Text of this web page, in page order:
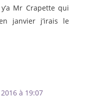
Mr Crapette qui
janvier j’irais le
à 19:07